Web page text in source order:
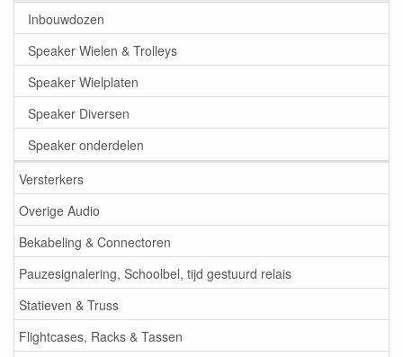
Inbouwdozen
Speaker Wielen & Trolleys
Speaker Wielplaten
Speaker Diversen
Speaker onderdelen
Versterkers
Overige Audio
Bekabeling & Connectoren
Pauzesignalering, Schoolbel, tijd gestuurd relais
Statieven & Truss
Flightcases, Racks & Tassen